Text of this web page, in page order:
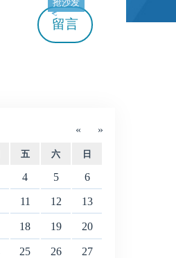
留言
抢沙发
« »
五 六 日
4 5 6
11 12 13
18 19 20
25 26 27